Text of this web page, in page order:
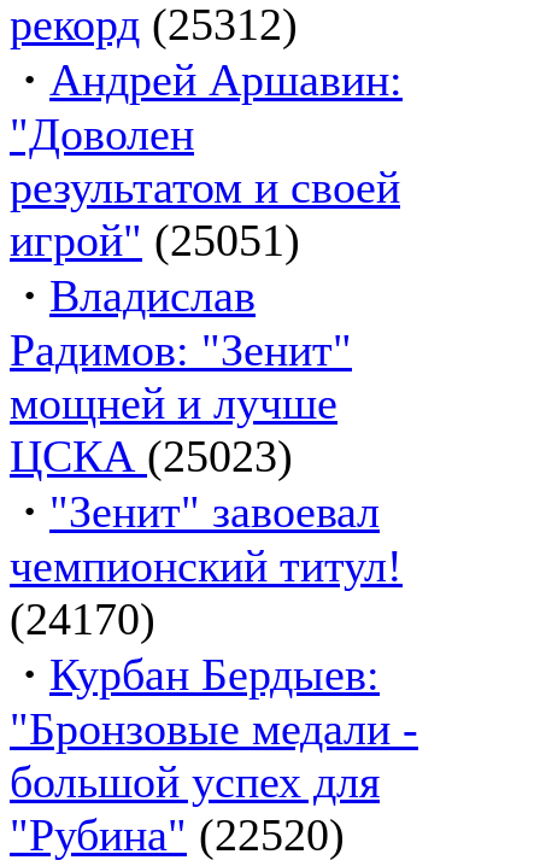
рекорд (25312)
· Андрей Аршавин:
"Доволен
результатом и своей
игрой" (25051)
· Владислав
Радимов: "Зенит"
мощней и лучше
ЦСКА (25023)
· "Зенит" завоевал
чемпионский титул!
(24170)
· Курбан Бердыев:
"Бронзовые медали -
большой успех для
"Рубина" (22520)